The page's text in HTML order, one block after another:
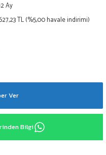
Ay
TL (%5,00 havale indirimi)
Ver
Bilgi